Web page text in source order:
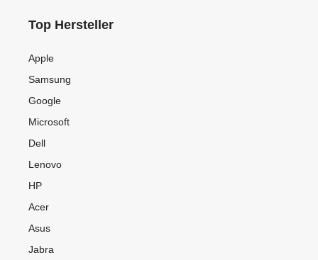
Top Hersteller
Apple
Samsung
Google
Microsoft
Dell
Lenovo
HP
Acer
Asus
Jabra